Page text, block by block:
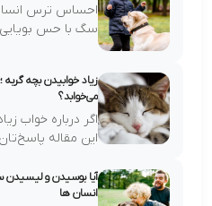
احساس ترس
سگ با حس بویایی
احساس...
زیاد خوابیدن بچه
می‌خوابد؟
اگر درباره خواب
این مقاله
آیا بوسیدن و لیسیدن
انسان ها